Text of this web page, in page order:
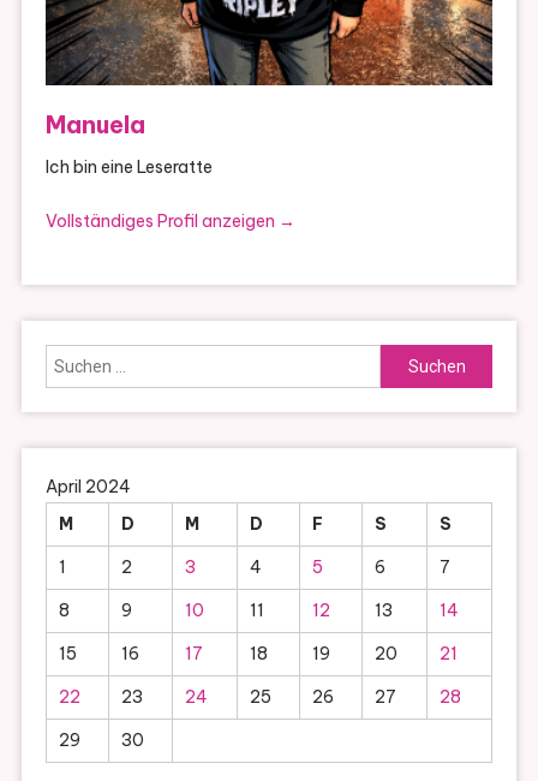
Manuela
Ich bin eine Leseratte
Vollständiges Profil anzeigen →
Suchen
nach:
April 2024
M
D M D F S
S
1
2 3 4 5 6
7
8
9 10 11 12 13
14
15
16 17 18 19 20
21
22
23 24 25 26 27
28
29
30